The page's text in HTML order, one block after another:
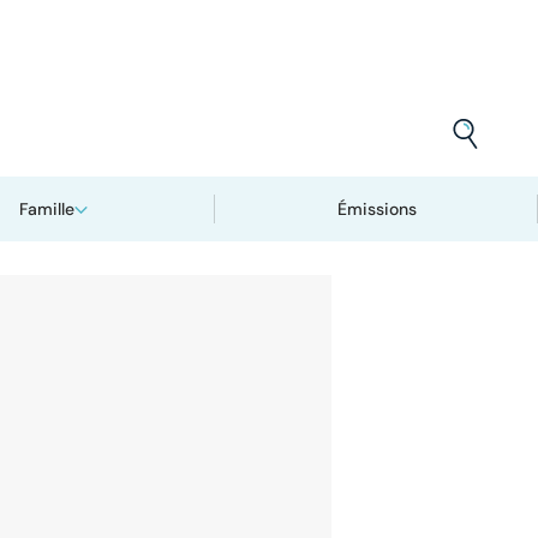
Famille Émissions